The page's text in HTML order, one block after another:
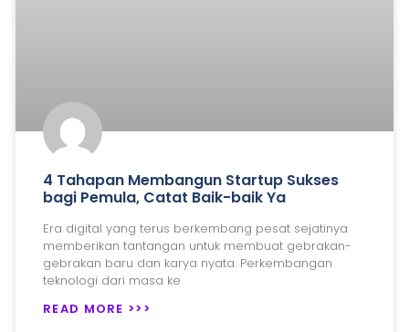
4 Tahapan Membangun Startup Sukses
bagi Pemula, Catat Baik-baik Ya
Era digital yang terus berkembang pesat sejatinya
memberikan tantangan untuk membuat gebrakan-
gebrakan baru dan karya nyata. Perkembangan
teknologi dari masa ke
READ MORE >>>